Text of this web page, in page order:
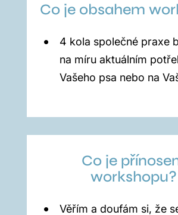
Co je obsahem
4 kola společné praxe
na míru aktuálním
Vašeho psa nebo na
Co je
workshopu?
Věřím a doufám si, že